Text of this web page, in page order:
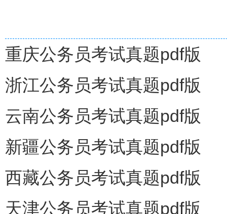
重庆公务员考试真题pdf版
浙江公务员考试真题pdf版
云南公务员考试真题pdf版
新疆公务员考试真题pdf版
西藏公务员考试真题pdf版
天津公务员考试真题pdf版